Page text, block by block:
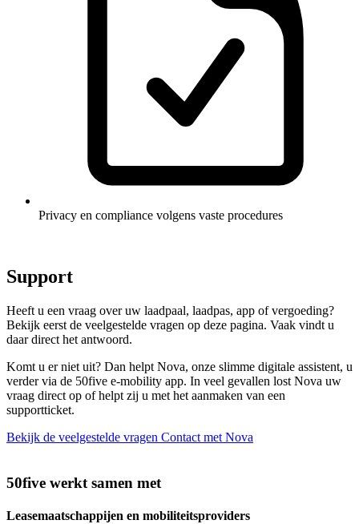
Privacy en compliance volgens vaste procedures
Support
Heeft u een vraag over uw laadpaal, laadpas, app of vergoeding?
Bekijk eerst de veelgestelde vragen op deze pagina. Vaak vindt u
daar direct het antwoord.
Komt u er niet uit? Dan helpt Nova, onze slimme digitale assistent, u
verder via de 50five e‑mobility app. In veel gevallen lost Nova uw
vraag direct op of helpt zij u met het aanmaken van een
supportticket.
Bekijk de veelgestelde vragen Contact met Nova
50five werkt samen met
Leasemaatschappijen en mobiliteitsproviders